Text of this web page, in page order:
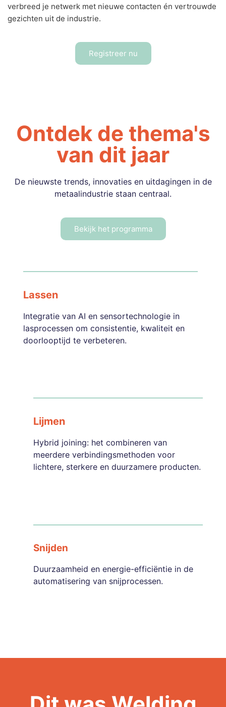
verbreed je netwerk met nieuwe contacten én vertrouwde
gezichten uit de industrie.
Registreer nu
Ontdek de thema's
van dit jaar
De nieuwste trends, innovaties en uitdagingen in de
metaalindustrie staan centraal.
Bekijk het programma
Lassen
Integratie van AI en sensortechnologie in
lasprocessen om consistentie, kwaliteit en
doorlooptijd te verbeteren.
Lijmen
Hybrid joining: het combineren van
meerdere verbindingsmethoden voor
lichtere, sterkere en duurzamere producten.
Snijden
Duurzaamheid en energie-efficiëntie in de
automatisering van snijprocessen.